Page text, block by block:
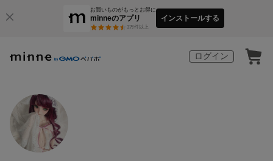
お買いものがもっとお得に
minneのアプリ
3万件以上
インストールする
ログイン